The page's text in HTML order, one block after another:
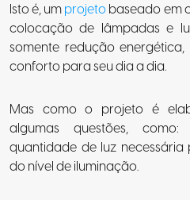
Isto é, umprojetobaseado em
colocação de lâmpadas e
somente redução
conforto para seu dia a dia.
Mas como o projeto é
algumas questões,
quantidade de luz
do nível de iluminação.